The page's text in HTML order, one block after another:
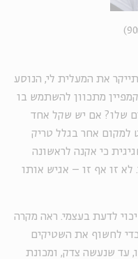
את המעלית לי, הנוסע
מתכוון להשתמש בו
שלו? אם יש שקל אחד
למקום אחר בגלל טריק
כי אקנה לראשונה
לא זו אף זו – אגיש אותו
לדעת בעצמי. ראה מקרה
לחשוף את השטיקים
עד שנעשה צדק, ומכונת